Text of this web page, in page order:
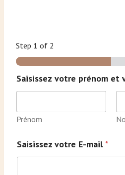
Step 1 of 2
Saisissez votre prénom et
Prénom
Saisissez votre E-mail*